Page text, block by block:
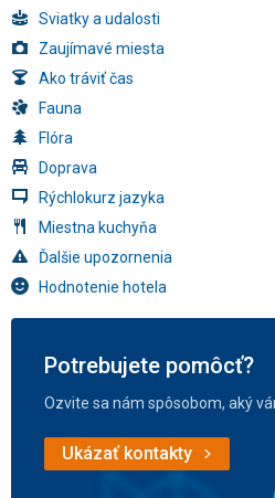
Sviatky a udalosti
Zaujímavé miesta
Ako tráviť čas
Fauna
Flóra
Doprava
Rýchlokurz jazyka
Miestna kuchyňa
Ďalšie upozornenia
Hodnotenie hotela
Potrebujete pomôcť?
Ozvite sa nám spôsobom, aký
Ukázať kontakty